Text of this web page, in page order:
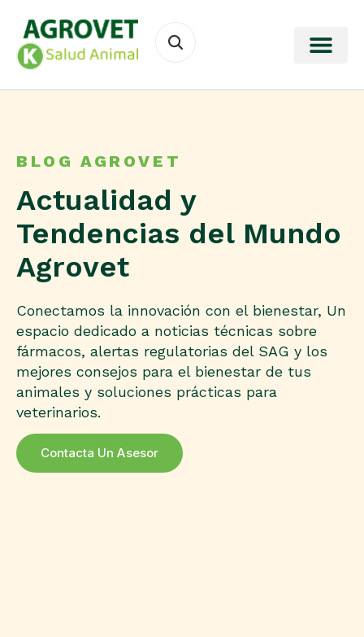
BLOG AGROVET
Actualidad y
Tendencias del Mundo
Agrovet
Conectamos la innovación con el bienestar, Un
espacio dedicado a noticias técnicas sobre
fármacos, alertas regulatorias del SAG y los
mejores consejos para el bienestar de tus
animales y soluciones prácticas para
veterinarios.
Contacta Un Asesor